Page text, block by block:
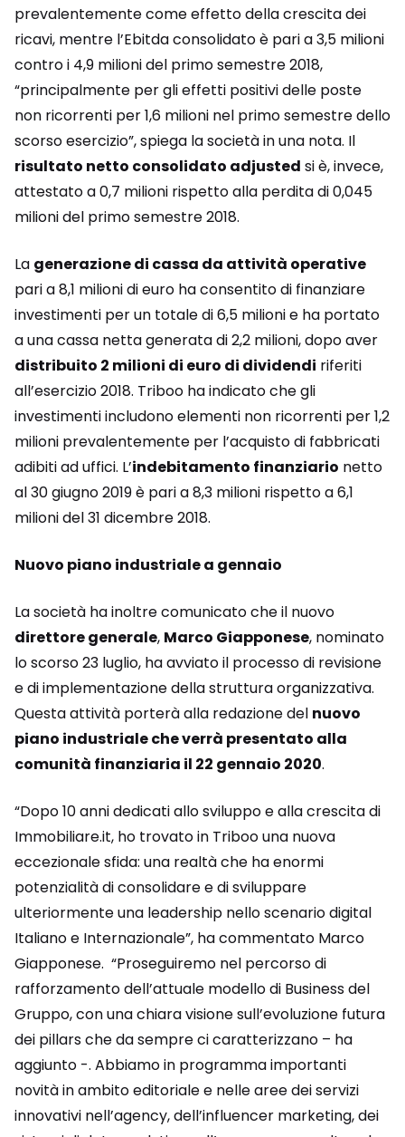
prevalentemente come effetto della crescita dei
ricavi, mentre l’Ebitda consolidato è pari a 3,5 milioni
contro i 4,9 milioni del primo semestre 2018,
“principalmente per gli effetti positivi delle poste
non ricorrenti per 1,6 milioni nel primo semestre dello
scorso esercizio”, spiega la società in una nota. Il
risultato netto consolidato adjusted si è, invece,
attestato a 0,7 milioni rispetto alla perdita di 0,045
milioni del primo semestre 2018.
La generazione di cassa da attività operative
pari a 8,1 milioni di euro ha consentito di finanziare
investimenti per un totale di 6,5 milioni e ha portato
a una cassa netta generata di 2,2 milioni, dopo aver
distribuito 2 milioni di euro di dividendi riferiti
all’esercizio 2018. Triboo ha indicato che gli
investimenti includono elementi non ricorrenti per 1,2
milioni prevalentemente per l’acquisto di fabbricati
adibiti ad uffici. L’indebitamento finanziario netto
al 30 giugno 2019 è pari a 8,3 milioni rispetto a 6,1
milioni del 31 dicembre 2018.
Nuovo piano industriale a gennaio
La società ha inoltre comunicato che il nuovo
direttore generale, Marco Giapponese, nominato
lo scorso 23 luglio, ha avviato il processo di revisione
e di implementazione della struttura organizzativa.
Questa attività porterà alla redazione del nuovo
piano industriale che verrà presentato alla
comunità finanziaria il 22 gennaio 2020.
“Dopo 10 anni dedicati allo sviluppo e alla crescita di
Immobiliare.it, ho trovato in Triboo una nuova
eccezionale sfida: una realtà che ha enormi
potenzialità di consolidare e di sviluppare
ulteriormente una leadership nello scenario digital
Italiano e Internazionale”, ha commentato Marco
Giapponese. “Proseguiremo nel percorso di
rafforzamento dell’attuale modello di Business del
Gruppo, con una chiara visione sull’evoluzione futura
dei pillars che da sempre ci caratterizzano – ha
aggiunto -. Abbiamo in programma importanti
novità in ambito editoriale e nelle aree dei servizi
innovativi nell’agency, dell’influencer marketing, dei